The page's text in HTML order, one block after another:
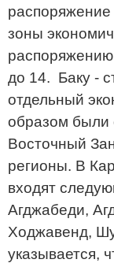
зоны
до 14. Баку -
отдельный
образом были
Восточный
регионы. В
входят
Агджабеди,
Ходжавенд,
указывается,